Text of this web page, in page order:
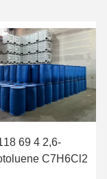
69 4 2,6-
C7H6Cl2